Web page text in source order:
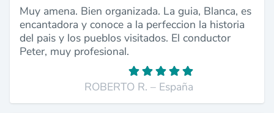
Muy amena. Bien organizada. La guia, Blanca, es
encantadora y conoce a la perfeccion la historia
del pais y los pueblos visitados. El conductor
Peter, muy profesional.
ROBERTO R. – España